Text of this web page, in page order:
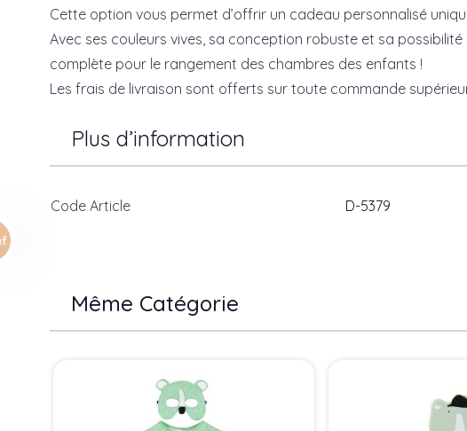
Cette option vous permet d’offrir un cadeau personnalisé
Avec ses couleurs vives, sa conception robuste et sa
complète pour le rangement des chambres des enfants !
Les frais de livraison sont offerts sur toute commande
Plus d’information
Code Article D-5379
Même Catégorie